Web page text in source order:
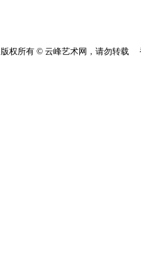
版权所有 © 云峰艺术网，请勿转载